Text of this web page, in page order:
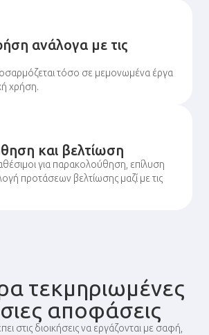
ανάλογα με τις
τόσο σε μεμονωμένα έργα
χρήση.
και βελτίωση
για παρακολούθηση, επίλυση
προτάσεων βελτίωσης μαζί με τις
τεκμηριωμένες
αποφάσεις
στις διοικήσεις να εργάζονται με σαφή,